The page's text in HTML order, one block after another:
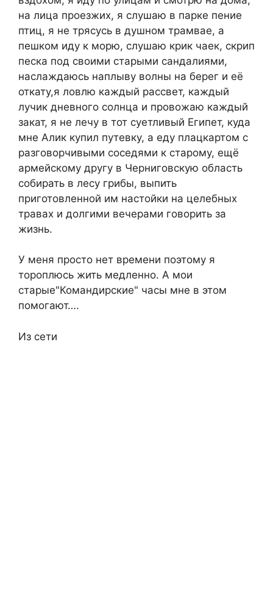
на лица проезжих, я слушаю в парке пение
птиц, я не трясусь в душном трамвае, а
пешком иду к морю, слушаю крик чаек, скрип
песка под своими старыми сандалиями,
наслаждаюсь наплыву волны на берег и её
откату,я ловлю каждый рассвет, каждый
лучик дневного солнца и провожаю каждый
закат, я не лечу в тот суетливый Египет, куда
мне Алик купил путевку, а еду плацкартом с
разговорчивыми соседями к старому, ещё
армейскому другу в Черниговскую область
собирать в лесу грибы, выпить
приготовленной им настойки на целебных
травах и долгими вечерами говорить за
жизнь.
У меня просто нет времени поэтому я
тороплюсь жить медленно. А мои
старые"Командирские" часы мне в этом
помогают….
Из сети